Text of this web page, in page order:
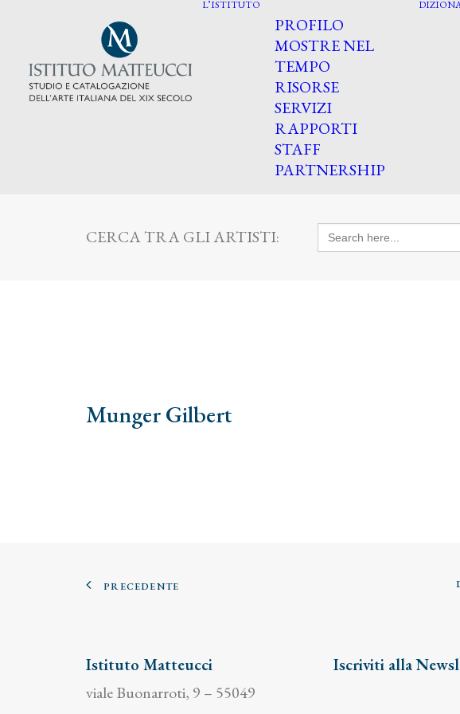
L’ISTITUTO
PROFILO
MOSTRE NEL
TEMPO
RISORSE
SERVIZI
RAPPORTI
STAFF
PARTNERSHIP
CERCA TRA GLI ARTISTI: Search
for:
Munger Gilbert
PRECEDENTE
Istituto Matteucci
viale Buonarroti, 9 – 55049
Iscriviti alla